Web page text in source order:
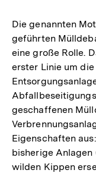
Die genannten
geführten
eine große Rolle.
erster Linie um
geschaffenen
Eigenschaften
bisherige
wilden Kippen